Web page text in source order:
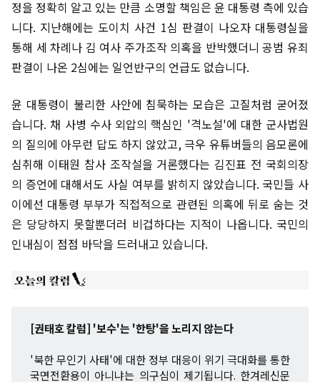
정을 정확히 알고 있는 만큼 소명할 책임은 윤 대통령 측에 있습
니다. 지난해에는 도이치 사건 1심 판결이 나오자 대통령실을
통해 세 차례나 김 여사 주가조작 의혹을 반박했더니 공범 유죄
판결이 나온 2심에는 일언반구의 언급도 없습니다.
윤 대통령이 불리한 사안에 침묵하는 모습은 고질처럼 굳어졌
습니다. 채 사병 수사 외압의 핵심인 '격노설'에 대한 군사법원
의 질의에 아무런 답도 하지 않았고, 극우 유튜버들의 음모론에
심취해 이태원 참사 조작설을 거론했다는 김진표 전 국회의장
의 증언에 대해서도 사실 여부를 밝히지 않았습니다. 국민들 사
이에선 대통령 부부가 직접적으로 관련된 의혹에 뒤로 숨는 것
은 당당하지 못할뿐더러 비겁하다는 지적이 나옵니다. 국민의
인내심이 점점 바닥을 드러내고 있습니다.
[권태호 칼럼] '보수'는 '한탕'을 노리지 않는다
'북한 무인기 사태'에 대한 정부 대응이 위기 극대화를 통한
국면전환용이 아니냐는 의구심이 제기됩니다. 한겨레신문